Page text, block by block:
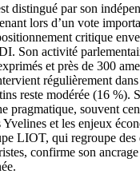
distingué par son
lors d’un vote
critique
Son activité
et près de 300
régulièrement
reste modérée (16 %).
pragmatique, souvent
Yvelines et les enjeux
LIOT, qui regroupe des
confirme son